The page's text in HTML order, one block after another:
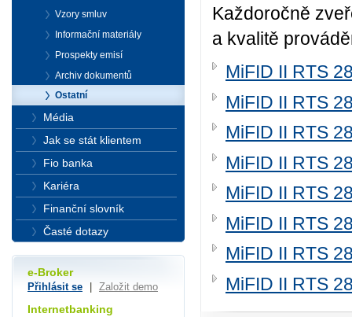
Každoročně
a kvalitě
MiFID II RTS
MiFID II RTS
MiFID II RTS
MiFID II RTS
MiFID II RTS
MiFID II RTS
MiFID II RTS
MiFID II RTS
Vzory smluv
Informační materiály
Prospekty emisí
Archiv dokumentů
Ostatní
Média
Jak se stát klientem
Fio banka
Kariéra
Finanční slovník
Časté dotazy
e-Broker
Přihlásit se Založit demo
Internetbanking